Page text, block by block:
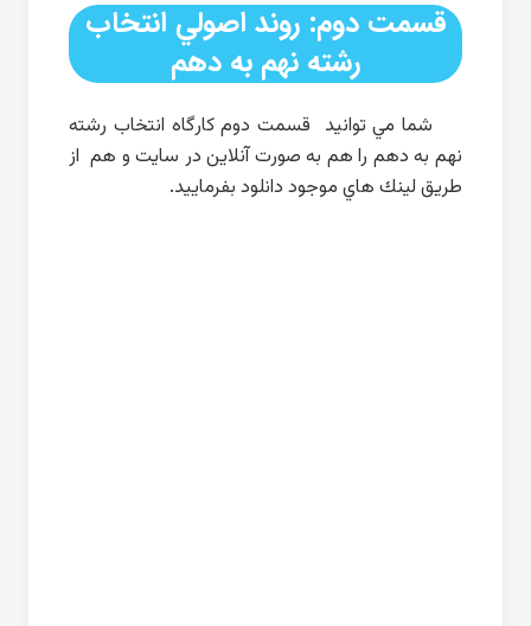
قسمت دوم: روند اصولي انتخاب
رشته نهم به دهم
شما مي توانيد قسمت دوم كارگاه انتخاب رشته
نهم به دهم را هم به صورت آنلاين در سايت و هم از
طريق لينك هاي موجود دانلود بفرماييد.